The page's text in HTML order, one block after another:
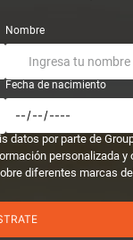
Nombre
Fecha de nacimiento
por parte de
personalizada
diferentes marcas